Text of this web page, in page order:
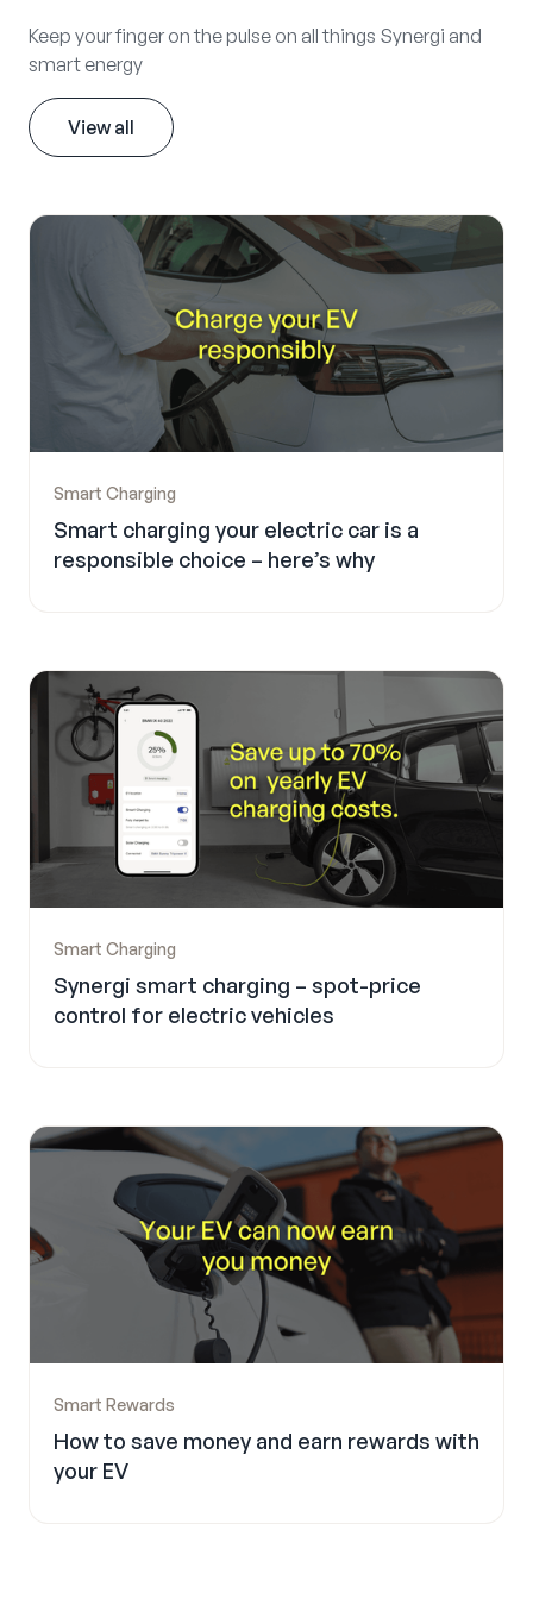
Keep your finger on the pulse on all things Synergi and
smart energy
View all
Smart Charging
Smart charging your electric car is a
responsible choice – here’s why
Smart Charging
Synergi smart charging – spot-price
control for electric vehicles
Smart Rewards
How to save money and earn rewards with
your EV